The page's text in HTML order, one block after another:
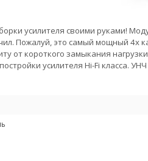
усилителя своими руками!
Пожалуй, это самый мощный 4х
от короткого замыкания
усилителя Hi-Fi класса.